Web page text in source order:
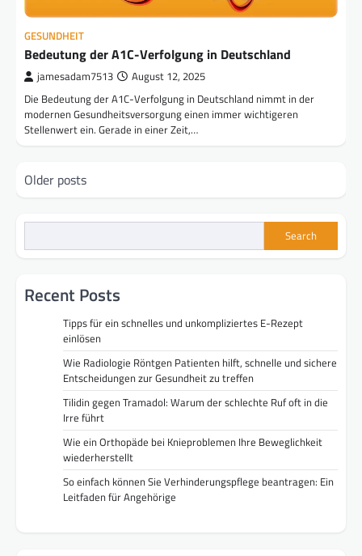
GESUNDHEIT
Bedeutung der A1C-Verfolgung in Deutschland
jamesadam7513 August 12, 2025
Die Bedeutung der A1C-Verfolgung in Deutschland nimmt in der
modernen Gesundheitsversorgung einen immer wichtigeren
Stellenwert ein. Gerade in einer Zeit,…
Posts
navigation
Older posts
Search
Recent Posts
Tipps für ein schnelles und unkompliziertes E-Rezept
einlösen
Wie Radiologie Röntgen Patienten hilft, schnelle und sichere
Entscheidungen zur Gesundheit zu treffen
Tilidin gegen Tramadol: Warum der schlechte Ruf oft in die
Irre führt
Wie ein Orthopäde bei Knieproblemen Ihre Beweglichkeit
wiederherstellt
So einfach können Sie Verhinderungspflege beantragen: Ein
Leitfaden für Angehörige